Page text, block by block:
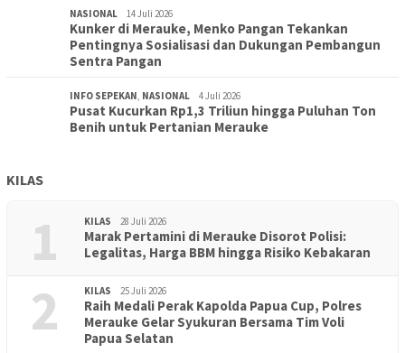
NASIONAL 14 Juli 2026
Kunker di Merauke, Menko Pangan Tekankan
Pentingnya Sosialisasi dan Dukungan Pembangun
Sentra Pangan
INFO SEPEKAN, NASIONAL 4 Juli 2026
Pusat Kucurkan Rp1,3 Triliun hingga Puluhan Ton
Benih untuk Pertanian Merauke
KILAS
1 KILAS 28 Juli 2026
Marak Pertamini di Merauke Disorot Polisi:
Legalitas, Harga BBM hingga Risiko Kebakaran
2 KILAS 25 Juli 2026
Raih Medali Perak Kapolda Papua Cup, Polres
Merauke Gelar Syukuran Bersama Tim Voli
Papua Selatan